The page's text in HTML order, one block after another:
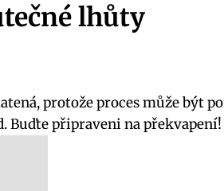
lhůty
protože proces může být
Buďte připraveni na překvapení!